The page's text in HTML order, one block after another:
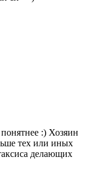
:) Хозяин
тех или иных
делающих